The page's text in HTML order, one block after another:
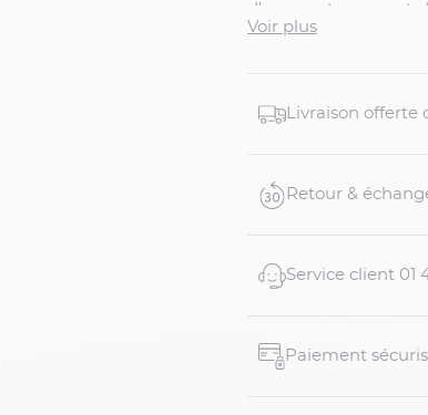
d’un manteau court.
confectionnée est
casual. Cette piè...
Voir plus
Livraison offerte
Retour &
Service client 01
Paiement